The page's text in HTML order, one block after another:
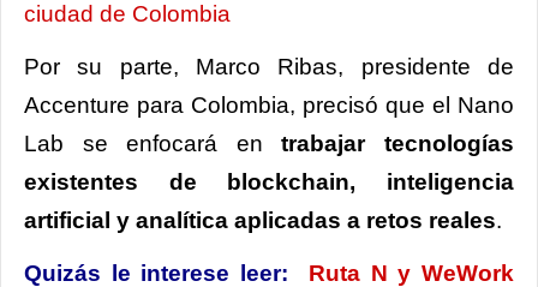
ciudad de Colombia
Por su parte, Marco Ribas, presidente de
Accenture para Colombia, precisó que el Nano
Lab se enfocará entrabajar tecnologías
existentes de blockchain, inteligencia
artificial y analítica aplicadas a retos reales.
Quizás le interese leer:
Ruta N y WeWork